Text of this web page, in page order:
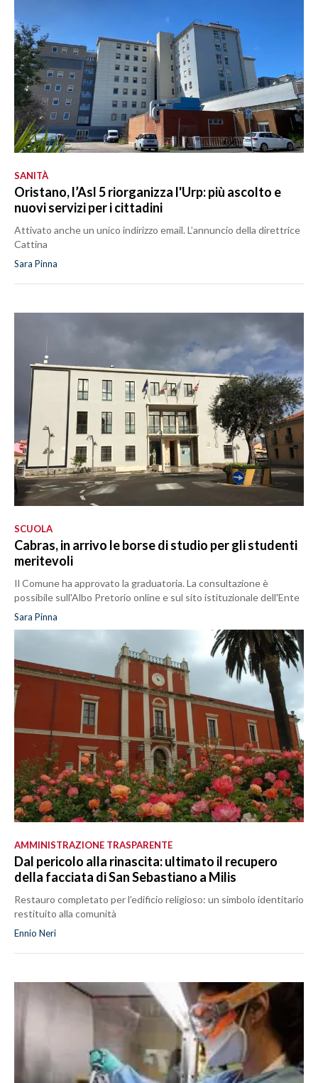
SANITÀ
Oristano, l’Asl 5 riorganizza l'Urp: più ascolto e
nuovi servizi per i cittadini
Attivato anche un unico indirizzo email. L’annuncio della direttrice
Cattina
Sara Pinna
SCUOLA
Cabras, in arrivo le borse di studio per gli studenti
meritevoli
Il Comune ha approvato la graduatoria. La consultazione è
possibile sull'Albo Pretorio online e sul sito istituzionale dell'Ente
Sara Pinna
AMMINISTRAZIONE TRASPARENTE
Dal pericolo alla rinascita: ultimato il recupero
della facciata di San Sebastiano a Milis
Restauro completato per l’edificio religioso: un simbolo identitario
restituito alla comunità
Ennio Neri